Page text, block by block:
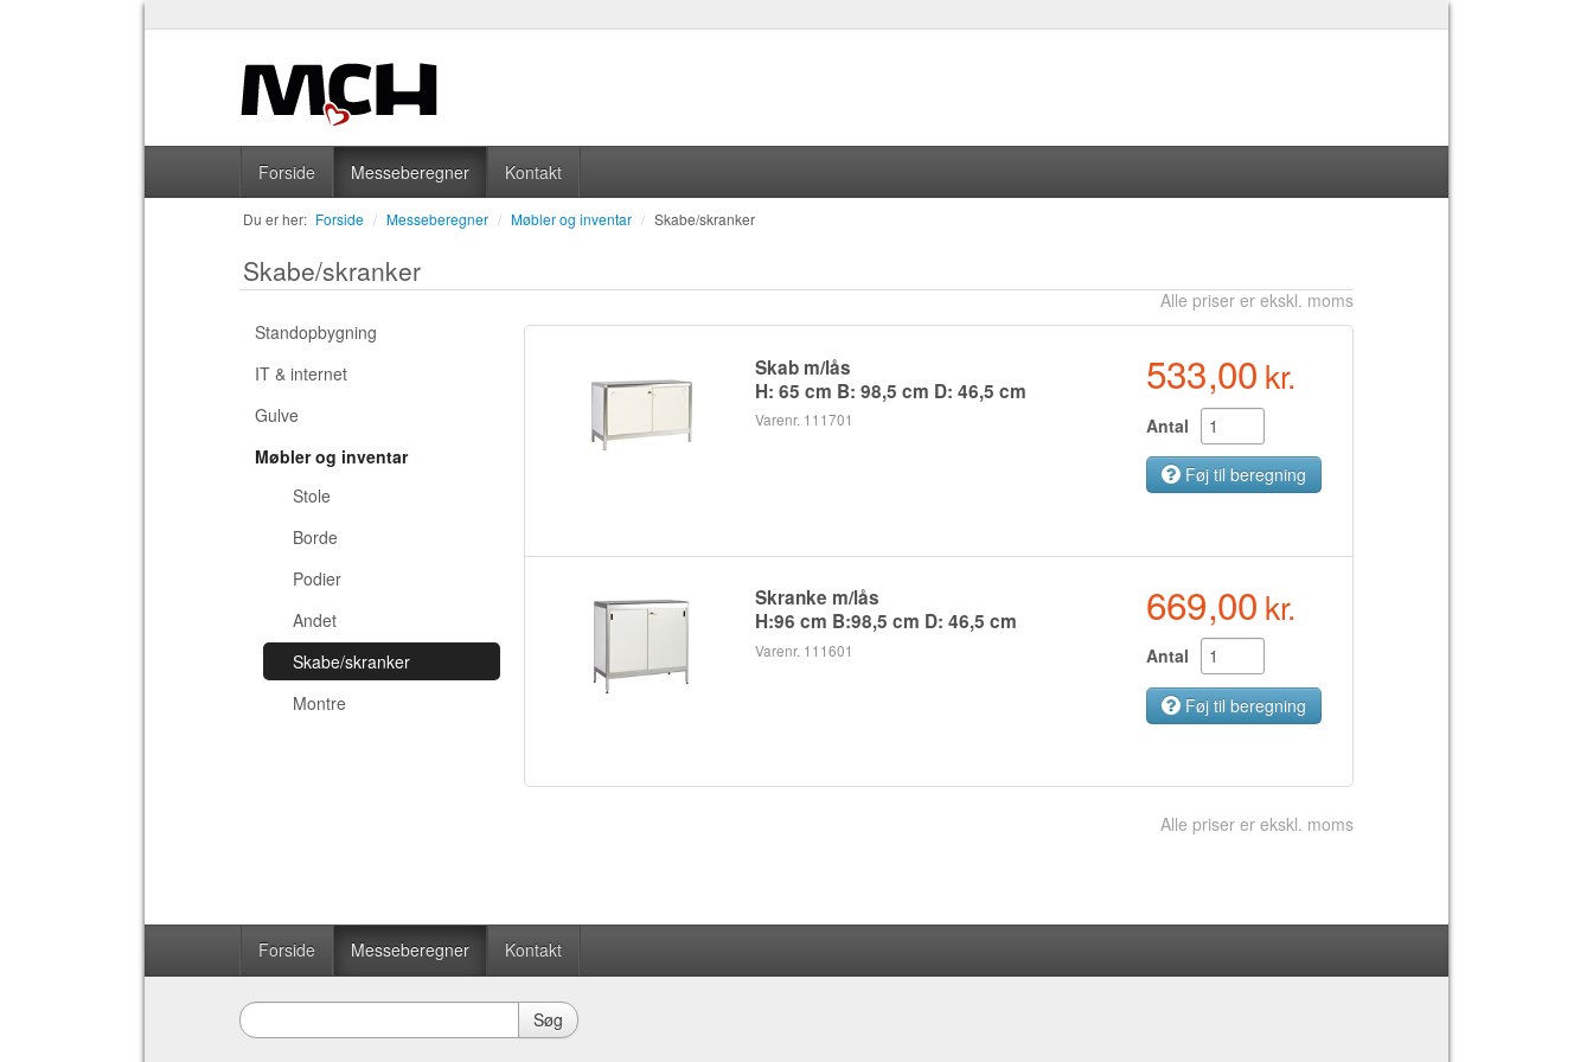
Forside Messeberegner Kontakt
Du er her: Forside / Messeberegner / Møbler og inventar / Skabe/skranker
Skabe/skranker
Standopbygning
IT & internet
Gulve
Møbler og inventar
Stole
Borde
Podier
Andet
Skabe/skranker
Montre
Alle priser er ekskl. moms
Skab m/lås
H: 65 cm B: 98,5 cm D: 46,5 cm
Varenr. 111701
533,00 kr.
Antal
Føj til beregning
Skranke m/lås
H:96 cm B:98,5 cm D: 46,5 cm
Varenr. 111601
669,00 kr.
Antal
Føj til beregning
Alle priser er ekskl. moms
Forside Messeberegner Kontakt
Søg